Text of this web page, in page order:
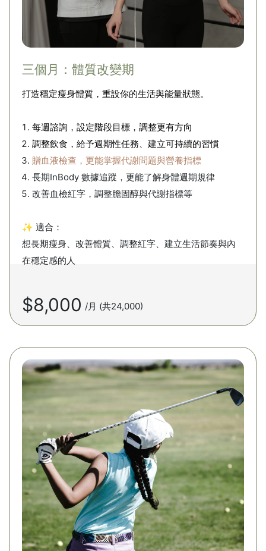
三個月：體質改變期
打造穩定瘦身體質，重設你的生活與能量狀態。
每週諮詢，設定階段目標，調整更有方向
調整飲食，給予週期性任務、建立可持續的習慣
贈血液檢查，更能掌握代謝問題與營養指標
長期InBody 數據追蹤，更能了解身體週期規律
改善血檢紅字，調整膽固醇與代謝指標等
✨ 適合：
想長期瘦身、改善體質、調整紅字、建立生活節奏與內
在穩定感的人
$8,000 /月 (共24,000)